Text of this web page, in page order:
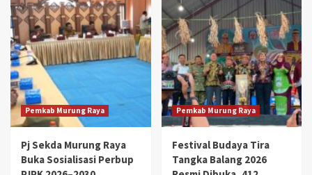
Pemkab Murung Raya
Pj Sekda Murung Raya
Buka Sosialisasi Perbup
Pemkab Murung Raya
Festival Budaya Tira
Tangka Balang 2026